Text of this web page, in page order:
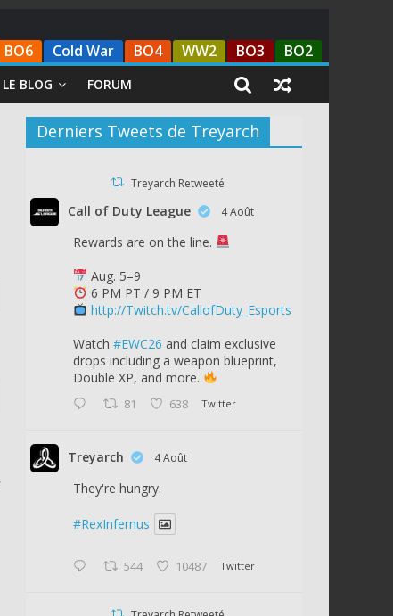
BO6 Cold War BO4 WW2 BO3 BO2
LE BLOG FORUM
Derniers Tweets de Treyarch
Treyarch Retweeté
Call of Duty League 4 Août
Rewards are on the line.
Aug. 5–9
6 PM PT / 9 PM ET
http://Twitch.tv/CallofDuty_Esports
Watch #EWC26 and claim exclusive
drops including a weapon blueprint,
Double XP, and more.
81 638 Twitter
Treyarch 4 Août
They're hungry.
#RexInfernus
544 10487 Twitter